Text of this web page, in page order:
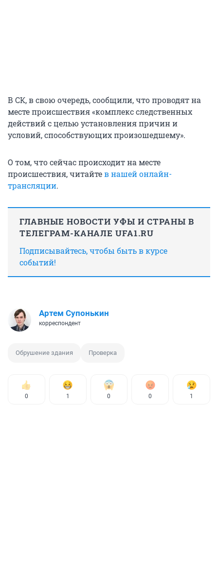
В СК, в свою очередь, сообщили, что проводят на
месте происшествия «комплекс следственных
действий с целью установления причин и
условий, способствующих произошедшему».
О том, что сейчас происходит на месте
происшествия, читайтев нашей онлайн-
трансляции.
ГЛАВНЫЕ НОВОСТИ УФЫ И СТРАНЫ В
ТЕЛЕГРАМ-КАНАЛЕ UFA1.RU
Подписывайтесь, чтобы быть в курсе
событий!
Артем Супонькин
корреспондент
Обрушение здания Проверка
0 1 0 0 1